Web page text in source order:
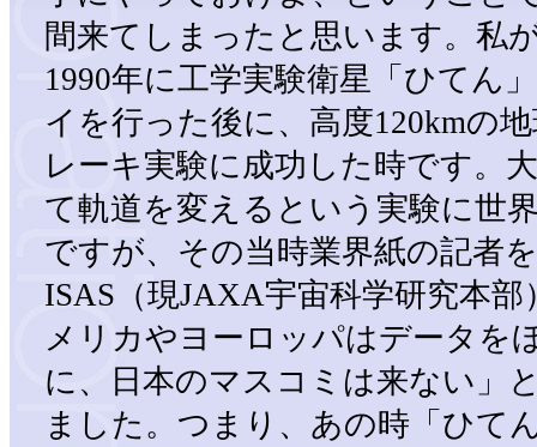
間来てしまったと思います。私
1990年に工学実験衛星「ひてん
イを行った後に、高度120kmの
レーキ実験に成功した時です。
て軌道を変えるという実験に世
ですが、その当時業界紙の記者
ISAS（現JAXA宇宙科学研究本
メリカやヨーロッパはデータを
に、日本のマスコミは来ない」
ました。つまり、あの時「ひて